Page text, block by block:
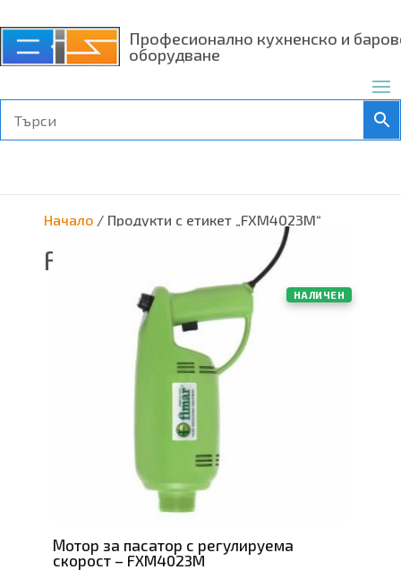
Професионално кухненско и
оборудване
Начало/ Продукти с етикет „FXM4023M“
FXM4023M
НАЛИЧЕН
Мотор за пасатор с регулируема
скорост – FXM4023M